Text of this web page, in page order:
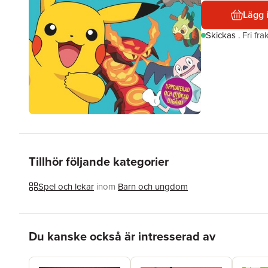
Lägg
Skickas . Fri
Tillhör följande kategorier
Spel och lekar inom Barn och ungdom
Du kanske också är intresserad av